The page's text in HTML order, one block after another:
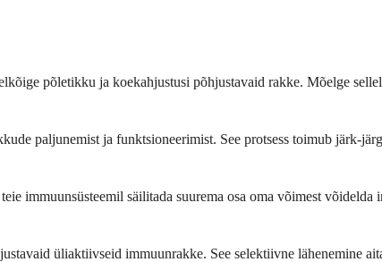
põletikku ja koekahjustusi põhjustavaid rakke. Mõelge
paljunemist ja funktsioneerimist. See protsess toimub järk-
immuunsüsteemil säilitada suurema osa oma võimest
üliaktiivseid immuunrakke. See selektiivne lähenemine